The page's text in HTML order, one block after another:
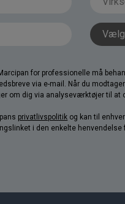
for professionelle må
via e-mail. Når du
om dig via analyseværktøjer til at
privatlivspolitik og kan til
i den enkelte henvendelse